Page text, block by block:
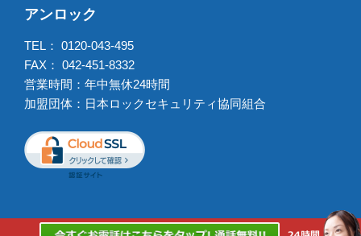
アンロック
TEL： 0120-043-495
FAX： 042-451-8332
営業時間：年中無休24時間
加盟団体：日本ロックセキュリティ協同組合